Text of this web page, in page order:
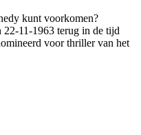
kunt voorkomen?
22-11-1963 terug in de tijd
voor thriller van het